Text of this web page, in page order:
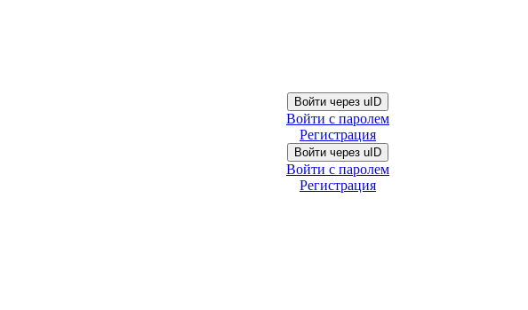
Войти через uID
Войти с паролем
Регистрация
Войти через uID
Войти с паролем
Регистрация